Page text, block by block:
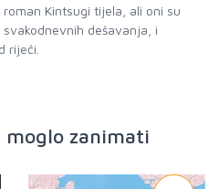
Kintsugi tijela, ali oni su
dešavanja, i
riječi.
moglo zanimati